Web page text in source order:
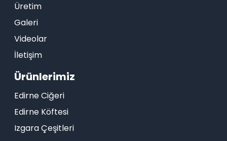
Üretim
Galeri
Videolar
İletişim
Ürünlerimiz
Edirne Ciğeri
Edirne Köftesi
Izgara Çeşitleri